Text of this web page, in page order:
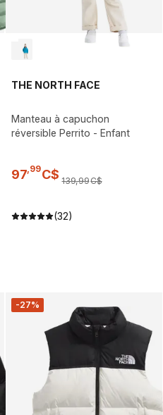
THE NORTH FACE
Manteau à capuchon
réversible Perrito - Enfant
97 99C$ 139,99C$
(32)
-27%